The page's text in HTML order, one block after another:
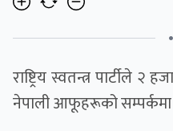
राष्ट्रिय स्वतन्त्र पार्टीले २
नेपाली आफूहरूको